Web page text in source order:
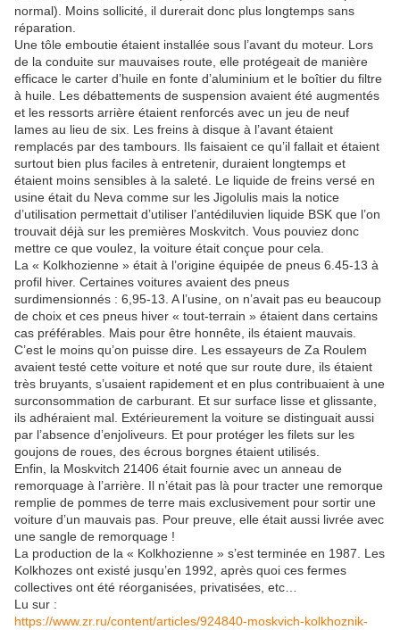
normal). Moins sollicité, il durerait donc plus longtemps sans
réparation.
Une tôle emboutie étaient installée sous l’avant du moteur. Lors
de la conduite sur mauvaises route, elle protégeait de manière
efficace le carter d’huile en fonte d’aluminium et le boîtier du filtre
à huile. Les débattements de suspension avaient été augmentés
et les ressorts arrière étaient renforcés avec un jeu de neuf
lames au lieu de six. Les freins à disque à l’avant étaient
remplacés par des tambours. Ils faisaient ce qu’il fallait et étaient
surtout bien plus faciles à entretenir, duraient longtemps et
étaient moins sensibles à la saleté. Le liquide de freins versé en
usine était du Neva comme sur les Jigolulis mais la notice
d’utilisation permettait d’utiliser l’antédiluvien liquide BSK que l’on
trouvait déjà sur les premières Moskvitch. Vous pouviez donc
mettre ce que voulez, la voiture était conçue pour cela.
La « Kolkhozienne » était à l’origine équipée de pneus 6.45-13 à
profil hiver. Certaines voitures avaient des pneus
surdimensionnés : 6,95-13. A l’usine, on n’avait pas eu beaucoup
de choix et ces pneus hiver « tout-terrain » étaient dans certains
cas préférables. Mais pour être honnête, ils étaient mauvais.
C’est le moins qu’on puisse dire. Les essayeurs de Za Roulem
avaient testé cette voiture et noté que sur route dure, ils étaient
très bruyants, s’usaient rapidement et en plus contribuaient à une
surconsommation de carburant. Et sur surface lisse et glissante,
ils adhéraient mal. Extérieurement la voiture se distinguait aussi
par l’absence d’enjoliveurs. Et pour protéger les filets sur les
goujons de roues, des écrous borgnes étaient utilisés.
Enfin, la Moskvitch 21406 était fournie avec un anneau de
remorquage à l’arrière. Il n’était pas là pour tracter une remorque
remplie de pommes de terre mais exclusivement pour sortir une
voiture d’un mauvais pas. Pour preuve, elle était aussi livrée avec
une sangle de remorquage !
La production de la « Kolkhozienne » s’est terminée en 1987. Les
Kolkhozes ont existé jusqu’en 1992, après quoi ces fermes
collectives ont été réorganisées, privatisées, etc…
Lu sur :
https://www.zr.ru/content/articles/924840-moskvich-kolkhoznik-